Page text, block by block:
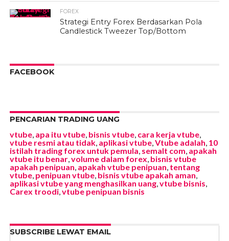
FOREX
Strategi Entry Forex Berdasarkan Pola
Candlestick Tweezer Top/Bottom
FACEBOOK
PENCARIAN TRADING UANG
vtube, apa itu vtube, bisnis vtube, cara kerja vtube,
vtube resmi atau tidak, aplikasi vtube,Vtube adalah, 10
istilah trading forex untuk pemula, semalt com, apakah
vtube itu benar,volume dalam forex, bisnis vtube
apakah penipuan, apakah vtube penipuan, tentang
vtube, penipuan vtube, bisnis vtube apakah aman,
aplikasi vtube yang menghasilkan uang,vtube bisnis,
Carex troodi,vtube penipuan bisnis
SUBSCRIBE LEWAT EMAIL